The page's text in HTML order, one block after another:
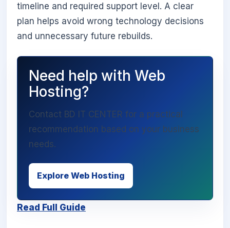
timeline and required support level. A clear
plan helps avoid wrong technology decisions
and unnecessary future rebuilds.
Need help with Web
Hosting?
Contact BD IT CENTER for a practical
recommendation based on your business
needs.
Explore Web Hosting
Read Full Guide